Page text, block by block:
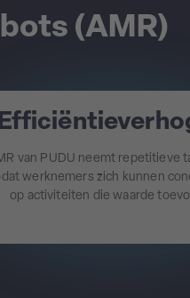
(AMR)
van PUDU neemt repetitieve
werknemers zich kunnen
op activiteiten die waarde